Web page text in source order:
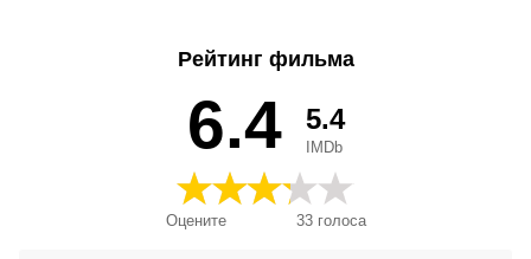
Рейтинг фильма
6.4
Оцените 33голоса
5.4
IMDb